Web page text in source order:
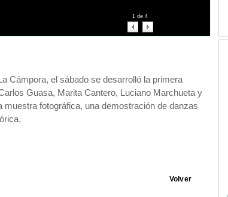
1 de 4
Cámpora, el sábado se desarrolló la primera
Guasa, Marita Cantero, Luciano Marchueta y
muestra fotográfica, una demostración de danzas
Volver